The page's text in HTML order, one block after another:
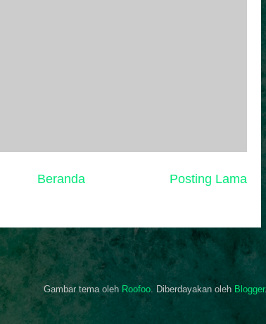
Posting Lama
Beranda
Gambar tema oleh Roofoo . Diberdayakan oleh Blogger.